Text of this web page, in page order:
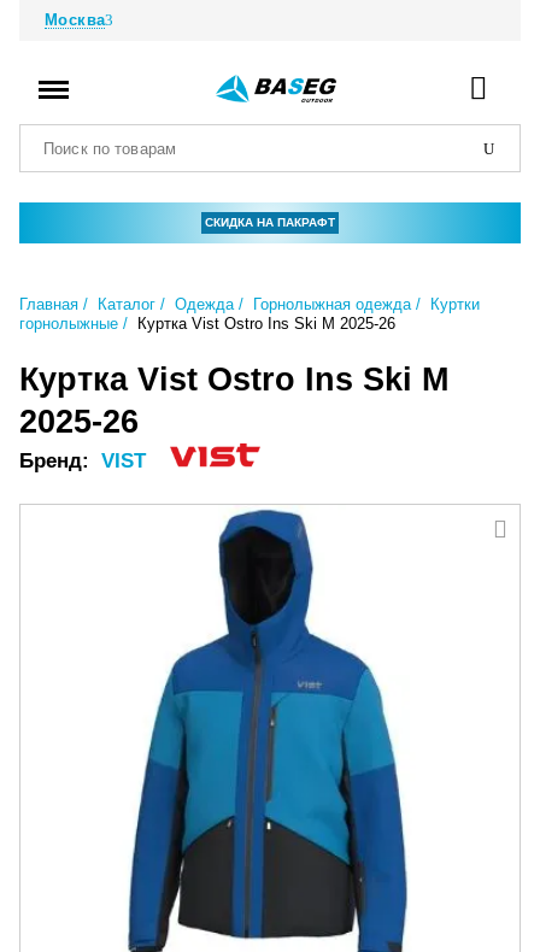
Москва
СКИДКА НА ПАКРАФТ
Главная Каталог Одежда Горнолыжная одежда
Куртки
горнолыжные
Куртка Vist Ostro Ins Ski M 2025-26
Куртка Vist Ostro Ins Ski M
2025-26
Бренд: VIST